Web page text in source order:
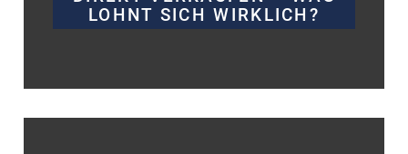
LOHNT SICH WIRKLICH?